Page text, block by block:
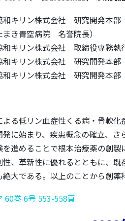
キリン株式会社 研究開発本
き青空病院 名誉院長）
キリン株式会社 取締役専務執
キリン株式会社 研究開発本
キリン株式会社 研究開発本
る低リン血症性くる病・骨軟
に始まり、疾患概念の確立、
を進めることで根本治療薬の創
性、革新性に優れるとともに、
絶大である。以上のことから創
60巻 6号 553-558頁